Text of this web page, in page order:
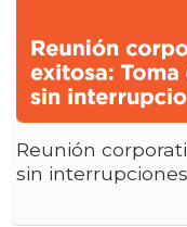
Reunión
sin interrupciones